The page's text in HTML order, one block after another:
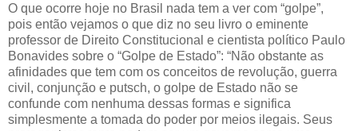
O que ocorre hoje no Brasil nada tem a ver com “golpe”,
pois então vejamos o que diz no seu livro o eminente
professor de Direito Constitucional e cientista político Paulo
Bonavides sobre o “Golpe de Estado”: “Não obstante as
afinidades que tem com os conceitos de revolução, guerra
civil, conjunção e putsch, o golpe de Estado não se
confunde com nenhuma dessas formas e significa
simplesmente a tomada do poder por meios ilegais. Seus